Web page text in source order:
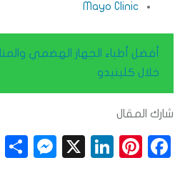
Mayo Clinic
أفضل أطباء الجهاز الهضمي
خلال كلينيدو
شارك المقال
F
Pi
Li
X
M